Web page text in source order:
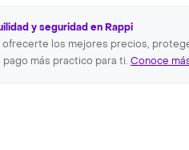
y seguridad en Rappi
ofrecerte los mejores precios,
más practico para ti. Conoce